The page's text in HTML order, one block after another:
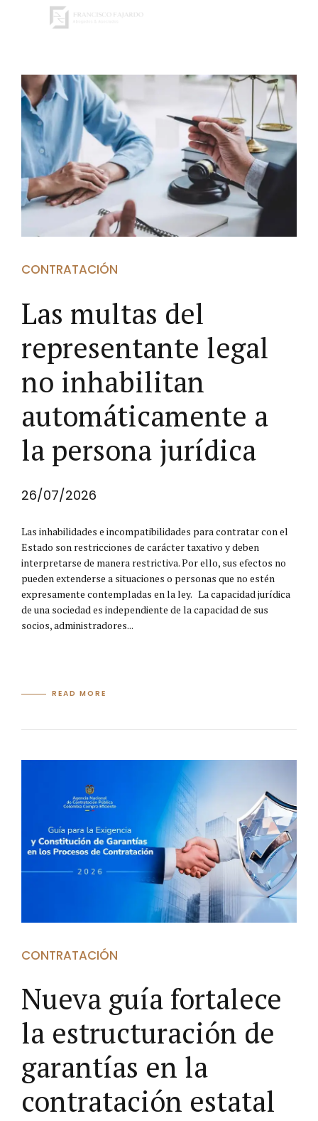
CONTRATACIÓN
Las multas del
representante legal
no inhabilitan
automáticamente a
la persona jurídica
26/07/2026
Las inhabilidades e incompatibilidades para contratar con el
Estado son restricciones de carácter taxativo y deben
interpretarse de manera restrictiva. Por ello, sus efectos no
pueden extenderse a situaciones o personas que no estén
expresamente contempladas en la ley. La capacidad jurídica
de una sociedad es independiente de la capacidad de sus
socios, administradores...
READ MORE
CONTRATACIÓN
Nueva guía fortalece
la estructuración de
garantías en la
contratación estatal